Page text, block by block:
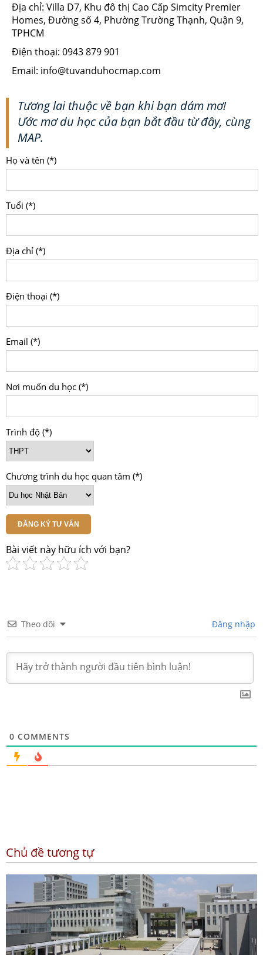
Địa chỉ: Villa D7, Khu đô thị Cao Cấp Simcity Premier
Homes, Đường số 4, Phường Trường Thạnh, Quận 9,
TPHCM
Điện thoại: 0943 879 901
Email: info@tuvanduhocmap.com
Tương lai thuộc về bạn khi bạn dám mơ!
Ước mơ du học của bạn bắt đầu từ đây, cùng
MAP.
Họ và tên (*)
Tuổi (*)
Địa chỉ (*)
Điện thoại (*)
Email (*)
Nơi muốn du học (*)
Trình độ (*)
Chương trình du học quan tâm (*)
ĐĂNG KÝ TƯ VẤN
Bài viết này hữu ích với bạn?
Theo dõi Đăng nhập
0 COMMENTS
Chủ đề tương tự